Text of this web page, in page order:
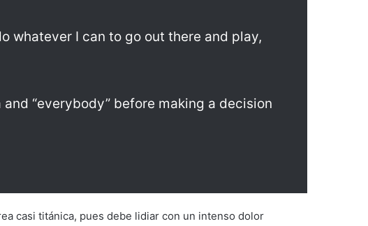
whatever I can to go out there and play,
“everybody” before making a decision
casi titánica, pues debe lidiar con un intenso dolor